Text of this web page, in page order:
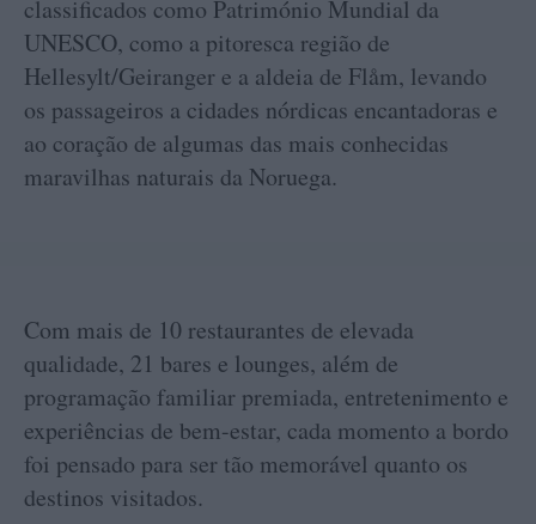
classificados como Património Mundial da
UNESCO, como a pitoresca região de
Hellesylt/Geiranger e a aldeia de Flåm, levando
os passageiros a cidades nórdicas encantadoras e
ao coração de algumas das mais conhecidas
maravilhas naturais da Noruega.
Com mais de 10 restaurantes de elevada
qualidade, 21 bares e lounges, além de
programação familiar premiada, entretenimento e
experiências de bem-estar, cada momento a bordo
foi pensado para ser tão memorável quanto os
destinos visitados.